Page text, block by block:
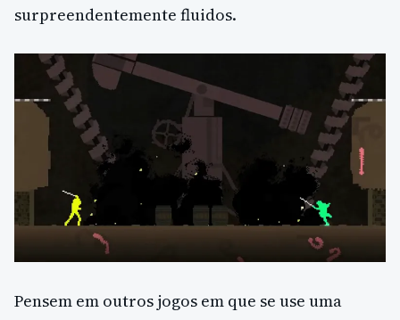
surpreendentemente fluidos.
Pensem em outros jogos em que se use uma